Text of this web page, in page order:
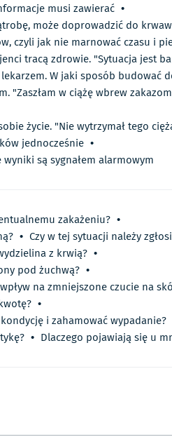
musi zawierać •
może doprowadzić do
czyli jak nie marnować czasu i
tracą zdrowie. "Sytuacja jest
W jaki sposób budować
"Zaszłam w ciążę wbrew
życie. "Nie wytrzymał tego
jednocześnie •
są sygnałem alarmowym
zakażeniu? •
• Czy w tej sytuacji należy
z krwią? •
pod żuchwą? •
na zmniejszone czucie na
•
i zahamować wypadanie?
• Dlaczego pojawiają się u